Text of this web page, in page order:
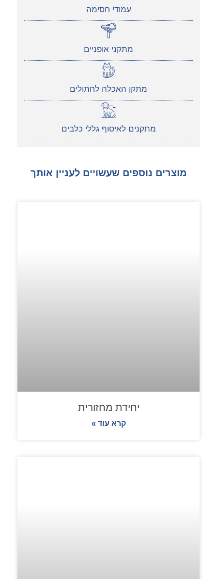
עמודי חסימה
מתקני אופניים
מתקן האכלה לחתולים
מתקנים לאיסוף גללי כלבים
מוצרים נוספים שעשויים לעניין אותך
יחידת מחזורית
קרא עוד »